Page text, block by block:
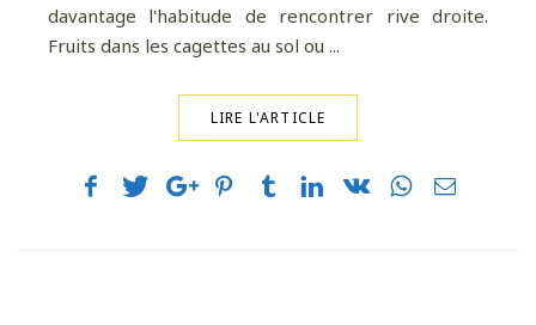
davantage l'habitude de rencontrer rive droite.
Fruits dans les cagettes au sol ou ...
LIRE L'ARTICLE